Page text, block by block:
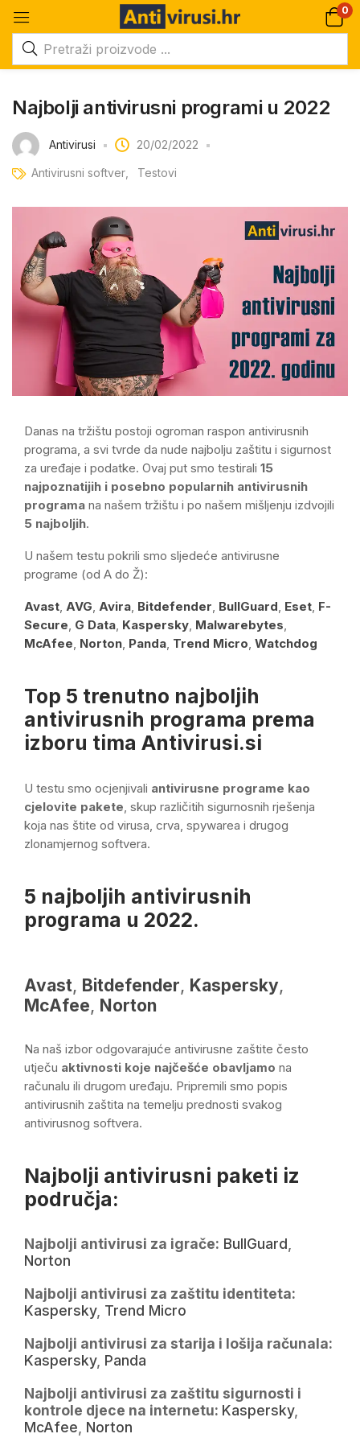
0
Najbolji antivirusni programi u 2022
Antivirusi 20/02/2022
Antivirusni softver Testovi
Danas na tržištu postoji ogroman raspon antivirusnih
programa, a svi tvrde da nude najbolju zaštitu i sigurnost
za uređaje i podatke. Ovaj put smo testirali 15
najpoznatijih i posebno popularnih antivirusnih
programa na našem tržištu i po našem mišljenju izdvojili
5 najboljih.
U našem testu pokrili smo sljedeće antivirusne
programe (od A do Ž):
Avast, AVG, Avira, Bitdefender, BullGuard, Eset, F-
Secure, G Data, Kaspersky, Malwarebytes,
McAfee, Norton, Panda, Trend Micro, Watchdog
Top 5 trenutno najboljih
antivirusnih programa prema
izboru tima Antivirusi.si
U testu smo ocjenjivali antivirusne programe kao
cjelovite pakete, skup različitih sigurnosnih rješenja
koja nas štite od virusa, crva, spywarea i drugog
zlonamjernog softvera.
5 najboljih antivirusnih
programa u 2022.
Avast, Bitdefender, Kaspersky,
McAfee, Norton
Na naš izbor odgovarajuće antivirusne zaštite često
utječu aktivnosti koje najčešće obavljamo na
računalu ili drugom uređaju. Pripremili smo popis
antivirusnih zaštita na temelju prednosti svakog
antivirusnog softvera.
Najbolji antivirusni paketi iz
područja:
Najbolji antivirusi za igrače: BullGuard
Norton
Najbolji antivirusi za zaštitu identiteta:
Kaspersky, Trend Micro
Najbolji antivirusi za starija i lošija računala:
Kaspersky, Panda
Najbolji antivirusi za zaštitu sigurnosti i
kontrole djece na internetu: Kaspersky,
McAfee Norton